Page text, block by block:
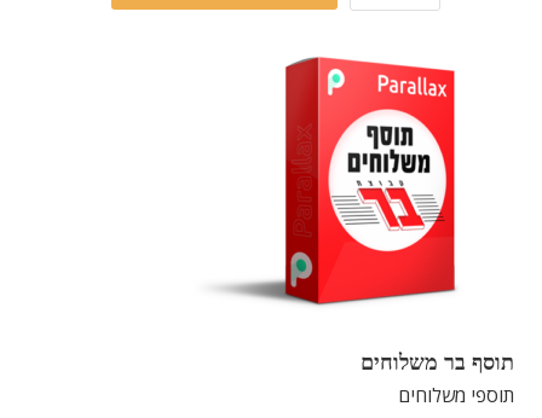
תוסף בר משלוחים
תוספי משלוחים